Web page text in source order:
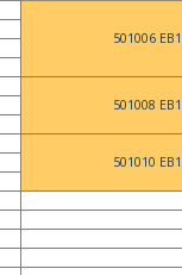
501006 EB1
501008 EB1
501010 EB1